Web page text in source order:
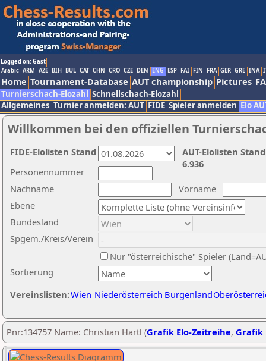
Logged on: Gast
Arabic ARM AZE BIH BUL CAT CHN CRO CZE DEN ENG ESP FAI FIN FRA GER GRE INA
Home Tournament-Database AUT championship Pictures
Turnierschach-Elozahl Schnellschach-Elozahl
Allgemeines Turnier anmelden: AUT FIDE Spieler anmelden Elo
Willkommen bei den offiziellen
Nachname
Vorname
Ebene
Sortierung
Personennummer
Bundesland
Spgem./Kreis/Verein
Nur "österreichische" Spieler
Vereinslisten:Wien Niederösterreich Burgenland
AUT-Elolisten
6.936
FIDE-Elolisten Stand
Pnr:134757 Name: Christian Hartl (Grafik Elo-Zeitreihe, Grafik